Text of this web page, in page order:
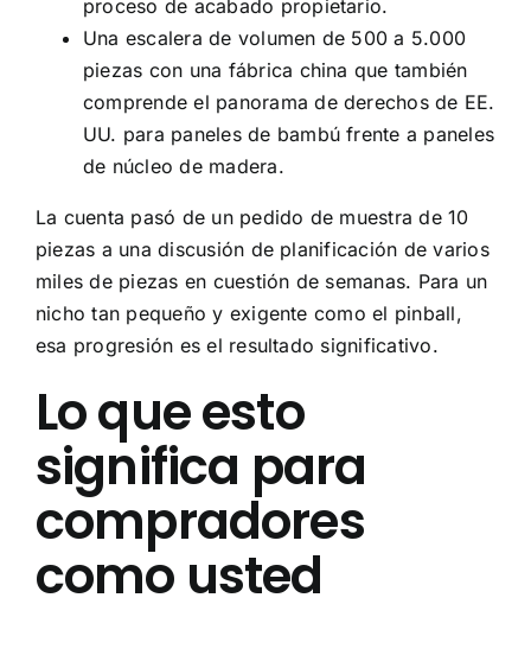
proceso de acabado propietario.
Una escalera de volumen de 500 a 5.000
piezas con una fábrica china que también
comprende el panorama de derechos de EE.
UU. para paneles de bambú frente a paneles
de núcleo de madera.
La cuenta pasó de un pedido de muestra de 10
piezas a una discusión de planificación de varios
miles de piezas en cuestión de semanas. Para un
nicho tan pequeño y exigente como el pinball,
esa progresión es el resultado significativo.
Lo que esto
significa para
compradores
como usted